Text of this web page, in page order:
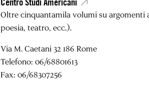
Oltre cinquantamila volumi su argomenti
poesia, teatro, ecc.).
Via M. Caetani 32 186 Rome
Telefono: 06/68801613
Fax: 06/68307256